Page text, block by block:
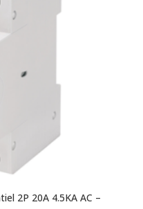
2P 20A 4.5KA AC –